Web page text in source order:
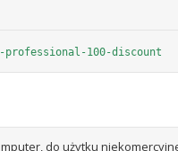
100-discount
do użytku